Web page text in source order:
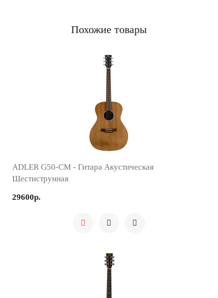
Похожие товары
ADLER G50-CM - Гитара Акустическая
Шестиструнная
29600р.